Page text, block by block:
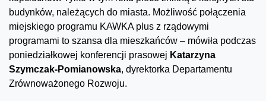
budynków, należących do miasta. Możliwość połączenia
miejskiego programu KAWKA plus z rządowymi
programami to szansa dla mieszkańców – mówiła podczas
poniedziałkowej konferencji prasowej Katarzyna
Szymczak-Pomianowska, dyrektorka Departamentu
Zrównoważonego Rozwoju.